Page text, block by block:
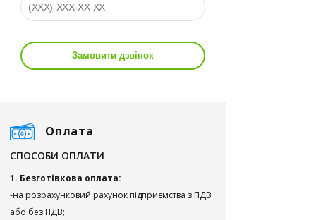
Замовити дзвінок
Оплата
СПОСОБИ ОПЛАТИ
1. Безготівкова оплата:
-на розрахунковий рахунок підприємства з ПДВ
або без ПДВ;